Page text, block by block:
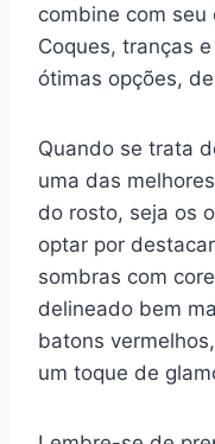
combine com
Coques, tranças
ótimas opções,
Quando se trata
uma das
do rosto, seja os
optar por
sombras com
delineado bem
batons
um toque de